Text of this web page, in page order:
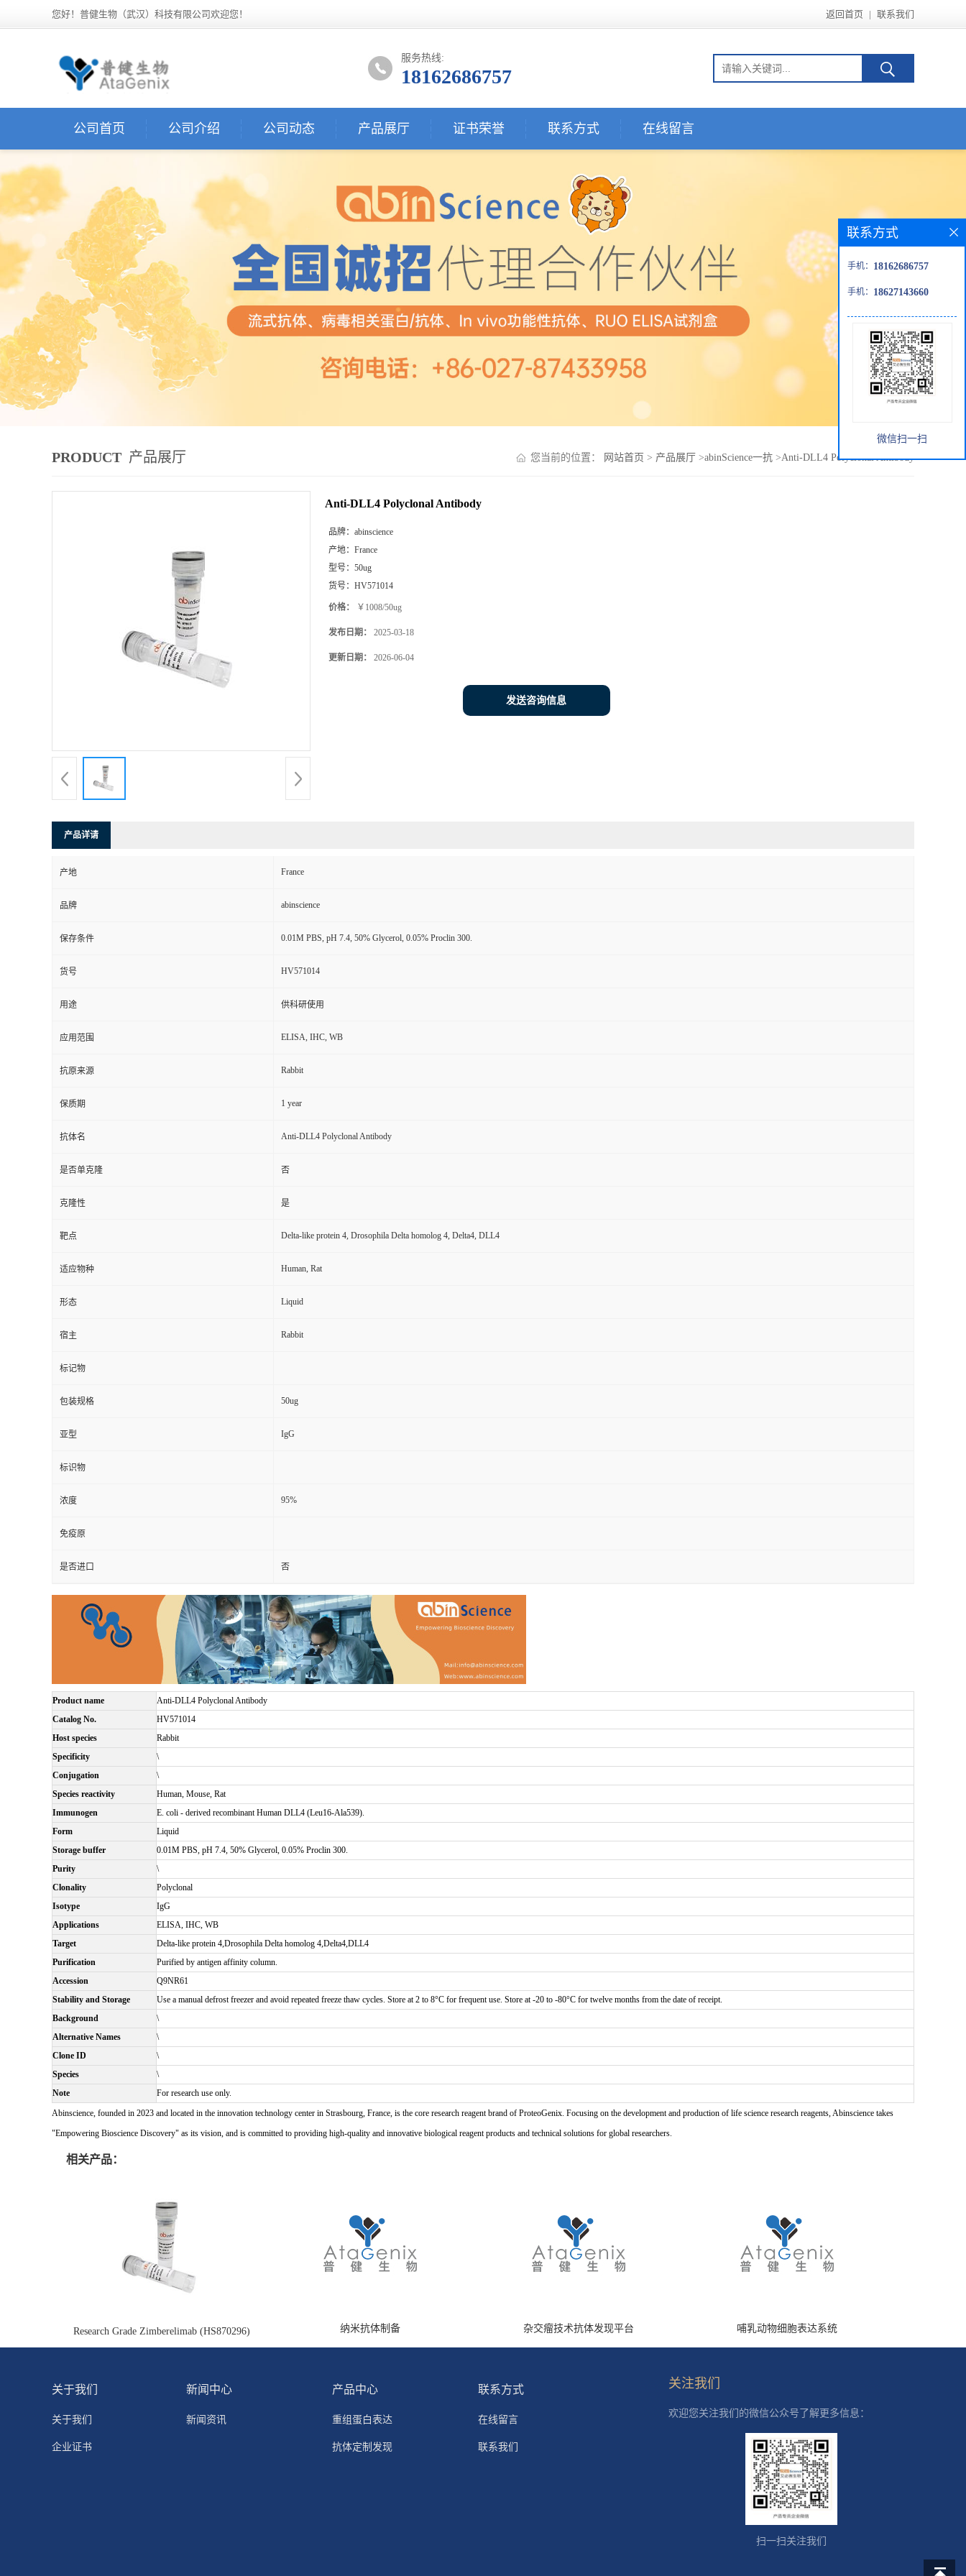
您好！普健生物（武汉）科技有限公司欢迎您！ 返回首页 | 联系我们
服务热线:
18162686757
公司首页 公司介绍 公司动态 产品展厅 证书荣誉 联系方式 在线留言
PRODUCT 产品展厅 您当前的位置： 网站首页 > 产品展厅 >abinScience一抗 >Anti-DLL4 Polyclonal Antibody
Anti-DLL4 Polyclonal Antibody
品牌： abinscience
产地： France
型号： 50ug
货号： HV571014
价格： ￥1008/50ug
发布日期： 2025-03-18
更新日期： 2026-06-04
发送咨询信息
产品详请
产地 France
品牌 abinscience
保存条件 0.01M PBS, pH 7.4, 50% Glycerol, 0.05% Proclin 300.
货号 HV571014
用途 供科研使用
应用范围 ELISA, IHC, WB
抗原来源 Rabbit
保质期 1 year
抗体名 Anti-DLL4 Polyclonal Antibody
是否单克隆 否
克隆性 是
靶点 Delta-like protein 4, Drosophila Delta homolog 4, Delta4, DLL4
适应物种 Human, Rat
形态 Liquid
宿主 Rabbit
标记物
包装规格 50ug
亚型 IgG
标识物
浓度 95%
免疫原
是否进口 否
Product name
Anti-DLL4 Polyclonal Antibody
Catalog No.
HV571014
Host species
Rabbit
Specificity
\
Conjugation
\
Species reactivity
Human, Mouse, Rat
Immunogen
E. coli - derived recombinant Human DLL4 (Leu16-Ala539).
Form
Liquid
Storage buffer
0.01M PBS, pH 7.4, 50% Glycerol, 0.05% Proclin 300.
Purity
\
Clonality
Polyclonal
Isotype
IgG
Applications
ELISA, IHC, WB
Target
Delta-like protein 4,Drosophila Delta homolog 4,Delta4,DLL4
Purification
Purified by antigen affinity column.
Accession
Q9NR61
Stability and Storage
Use a manual defrost freezer and avoid repeated freeze thaw cycles. Store at 2 to 8°C for frequent use. Store at -20 to -80°C for twelve months from the date of receipt.
Background
\
Alternative Names
\
Clone ID
\
Species
\
Note
For research use only.
Abinscience, founded in 2023 and located in the innovation technology center in Strasbourg, France, is the core research reagent brand of ProteoGenix. Focusing on the development and production of life science research reagents, Abinscience takes
"Empowering Bioscience Discovery" as its vision, and is committed to providing high-quality and innovative biological reagent products and technical solutions for global researchers.
相关产品：
Research Grade Zimberelimab (HS870296) 纳米抗体制备 杂交瘤技术抗体发现平台 哺乳动物细胞表达系统
联系方式
手机： 18162686757
手机： 18627143660
微信扫一扫
关于我们
关于我们
企业证书
新闻中心
新闻资讯
产品中心
重组蛋白表达
抗体定制发现
联系方式
在线留言
联系我们
关注我们
欢迎您关注我们的微信公众号了解更多信息：
扫一扫关注我们